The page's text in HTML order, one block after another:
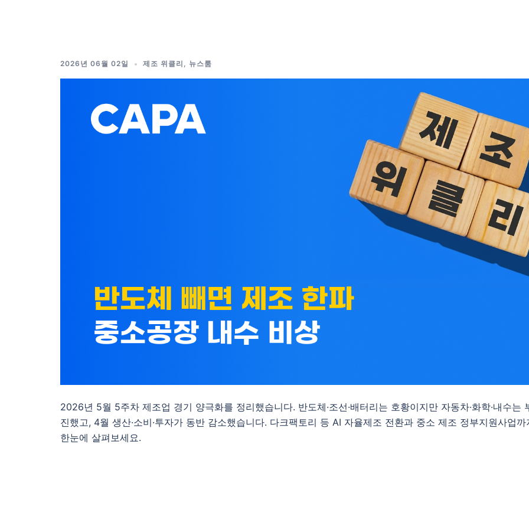
2026년 06월 02일 제조 위클리 , 뉴스룸
2026년 5월 5주차 제조업 경기 양극화를 정리했습니다. 반도체·조선·배터리는 호황이지만 자동차·화학·내수는
진했고, 4월 생산·소비·투자가 동반 감소했습니다. 다크팩토리 등 AI 자율제조 전환과 중소 제조 정부지원사업까
한눈에 살펴보세요.